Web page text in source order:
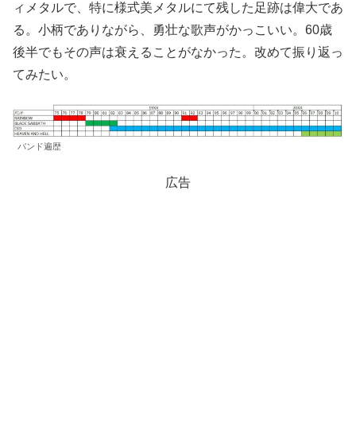
ィメタルで、特に様式美メタルにて残した足跡は偉大であ
る。小柄でありながら、勇壮な歌声がかっこいい。60歳
後半でもその声は衰えることがなかった。改めて振り返っ
てみたい。
バンド遍歴
広告